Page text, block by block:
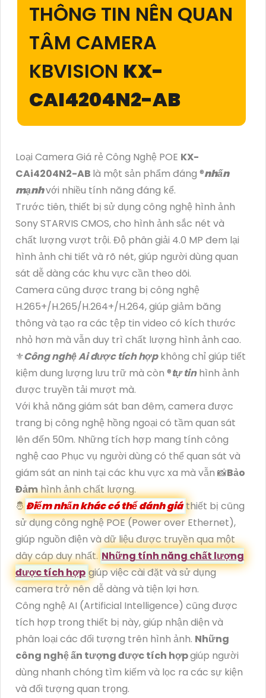
THÔNG TIN NÊN QUAN
TÂM CAMERA
KBVISION KX-
CAI4204N2-AB
Loại Camera Giá rẻ Công Nghệ POE KX-
CAi4204N2-AB là một sản phẩm đáng ®️nhấn
mạnhvới nhiều tính năng đáng kể.
Trước tiên, thiết bị sử dụng công nghệ hình ảnh
Sony STARVIS CMOS, cho hình ảnh sắc nét và
chất lượng vượt trội. Độ phân giải 4.0 MP đem lại
hình ảnh chi tiết và rõ nét, giúp người dùng quan
sát dễ dàng các khu vực cần theo dõi.
Camera cũng được trang bị công nghệ
H.265+/H.265/H.264+/H.264, giúp giảm băng
thông và tạo ra các tệp tin video có kích thước
nhỏ hơn mà vẫn duy trì chất lượng hình ảnh cao.
⚜️Công nghệ Ai được tích hợpkhông chỉ giúp tiết
kiệm dung lượng lưu trữ mà còn ®️tự tinhình ảnh
được truyền tải mượt mà.
Với khả năng giám sát ban đêm, camera được
trang bị công nghệ hồng ngoại có tầm quan sát
lên đến 50m. Những tích hợp mang tính công
nghệ cao Phục vụ người dùng có thể quan sát và
giám sát an ninh tại các khu vực xa mà vẫn 📸Bảo
Đảmhình ảnh chất lượng.
🤴 Điểm nhấn khác có thể đánh giáthiết bị cũng
sử dụng công nghệ POE (Power over Ethernet),
giúp nguồn điện và dữ liệu được truyền qua một
dây cáp duy nhất. Những tính năng chất lượng
được tích hợp giúp việc cài đặt và sử dụng
camera trở nên dễ dàng và tiện lợi hơn.
Công nghệ AI (Artificial Intelligence) cũng được
tích hợp trong thiết bị này, giúp nhận diện và
phân loại các đối tượng trên hình ảnh. Những
công nghệ ấn tượng được tích hợpgiúp người
dùng nhanh chóng tìm kiếm và lọc ra các sự kiện
và đối tượng quan trọng.